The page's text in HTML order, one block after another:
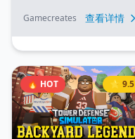
大亨游戏。在游戏中，你
将建造并升级一个自动化
的环形农场来收割作物，
抽取稀有种子，并触发作
物变异以实现利润最大
化。游戏还拥有离线收益
机制，即使离线，你的农
业帝国也能持续蓬勃发
Gamecreates 查看详情
🔥 HOT ⭐ 9.5